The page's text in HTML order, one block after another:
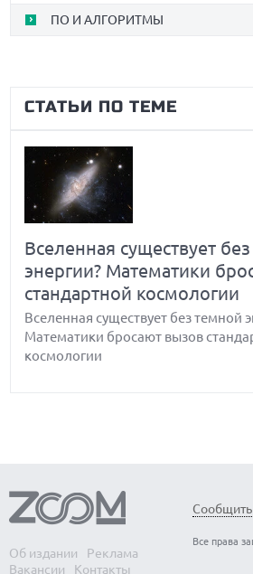
ПО И АЛГОРИТМЫ
СТАТЬИ ПО ТЕМЕ
Вселенная существует
энергии? Математики
стандартной космологии
Вселенная существует без темной
Математики бросают вызов
космологии
Какие простейшие
может решить ИИ и почему
Какие простейшие головоломки не
Об издании
Реклама
Вакансии
Контакты
Все права